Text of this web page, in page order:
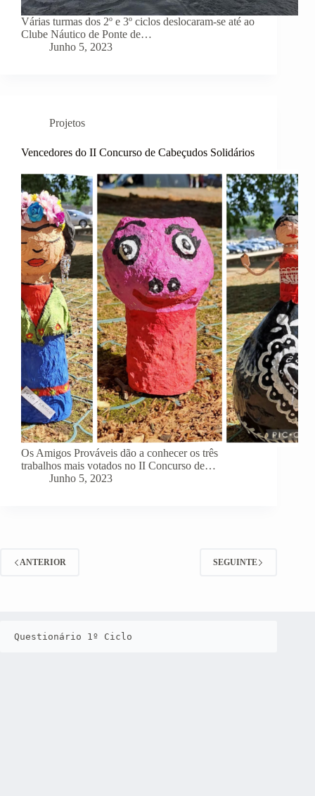
Várias turmas dos 2º e 3º ciclos deslocaram-se até ao
Clube Náutico de Ponte de…
Junho 5, 2023
Projetos
Vencedores do II Concurso de Cabeçudos Solidários
Os Amigos Prováveis dão a conhecer os três
trabalhos mais votados no II Concurso de…
Junho 5, 2023
ANTERIOR SEGUINTE
Questionário 1º Ciclo